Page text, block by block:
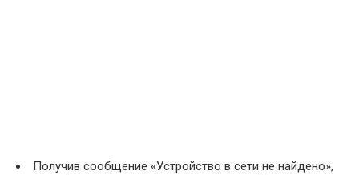
Получив сообщение «Устройство в сети не найдено»,